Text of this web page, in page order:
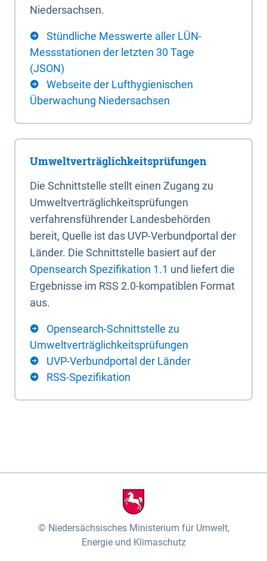
Niedersachsen.
Stündliche Messwerte aller LÜN-
Messstationen der letzten 30 Tage
(JSON)
Webseite der Lufthygienischen
Überwachung Niedersachsen
Umweltverträglichkeitsprüfungen
Die Schnittstelle stellt einen Zugang zu
Umweltverträglichkeitsprüfungen
verfahrensführender Landesbehörden
bereit, Quelle ist das UVP-Verbundportal der
Länder. Die Schnittstelle basiert auf der
Opensearch Spezifikation 1.1 und liefert die
Ergebnisse im RSS 2.0-kompatiblen Format
aus.
Opensearch-Schnittstelle zu
Umweltverträglichkeitsprüfungen
UVP-Verbundportal der Länder
RSS-Spezifikation
Niedersächsisches Ministerium für Umwelt,
Energie und Klimaschutz